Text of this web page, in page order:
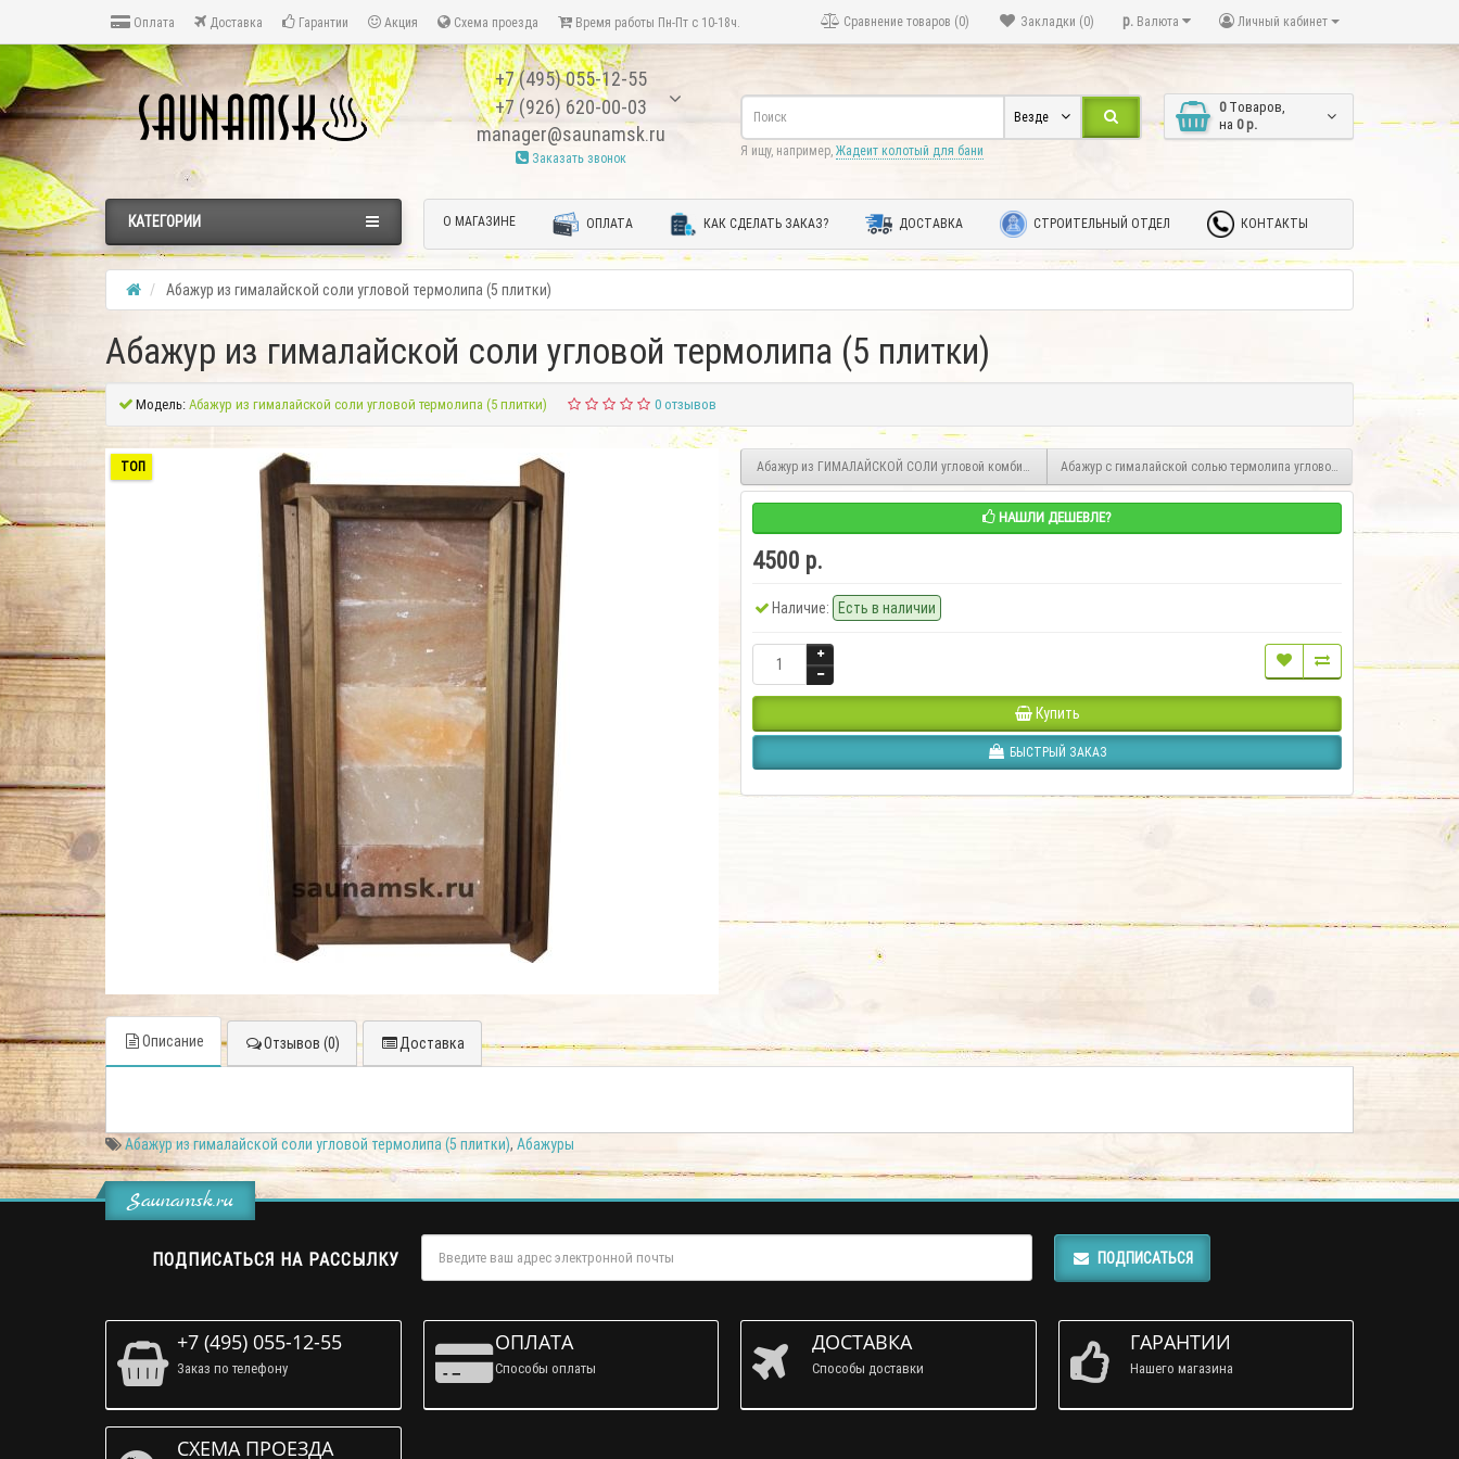
Оплата Доставка Гарантии Акция Схема проезда Время работы Пн-Пт с 10-18ч. Личный кабинет
р. Валюта
Закладки (0)
Сравнение товаров (0)
+7 (495) 055-12-55
+7 (926) 620-00-03
manager@saunamsk.ru
Заказать звонок
0 Tоваров,
на 0 р.
Везде
Я ищу, например, Жадеит колотый для бани
О МАГАЗИНЕ ОПЛАТА КАК СДЕЛАТЬ ЗАКАЗ? ДОСТАВКА СТРОИТЕЛЬНЫЙ ОТДЕЛ КОНТАКТЫ
КАТЕГОРИИ
Абажур из гималайской соли угловой термолипа (5 плитки)
Абажур из гималайской соли угловой термолипа (5 плитки)
Модель:Абажур из гималайской соли угловой термолипа (5 плитки) 0 отзывов
ТОП Абажур из ГИМАЛАЙСКОЙ СОЛИ угловой комбинированный (3 плитки)Абажур с гималайской солью термолипа угловой (1 плитка)
НАШЛИ ДЕШЕВЛЕ?
4500 р.
Наличие: Есть в наличии
Купить
БЫСТРЫЙ ЗАКАЗ
Описание Отзывов (0) Доставка
Абажур из гималайской соли угловой термолипа (5 плитки), Абажуры
Saunamsk.ru
ПОДПИСАТЬСЯ НА РАССЫЛКУ ПОДПИСАТЬСЯ
+7 (495) 055-12-55
Заказ по телефону
ОПЛАТА
Способы оплаты
ДОСТАВКА
Способы доставки
ГАРАНТИИ
Нашего магазина
СХЕМА ПРОЕЗДА